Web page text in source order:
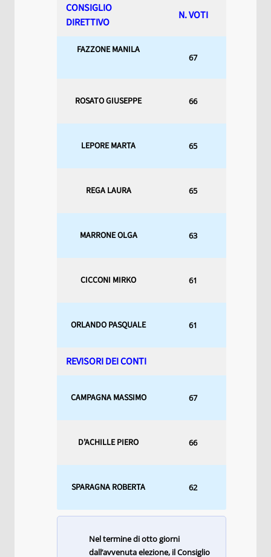
CONSIGLIO
DIRETTIVO
N. VOTI
FAZZONE MANILA
67
ROSATO GIUSEPPE 66
LEPORE MARTA 65
REGA LAURA 65
MARRONE OLGA 63
CICCONI MIRKO 61
ORLANDO PASQUALE 61
REVISORI DEI CONTI
CAMPAGNA MASSIMO 67
D’ACHILLE PIERO 66
SPARAGNA ROBERTA 62
Nel termine di otto giorni
dall’avvenuta elezione, il Consiglio